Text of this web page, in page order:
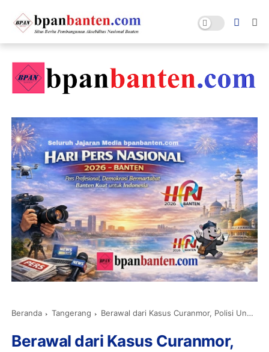
Beranda Tangerang Berawal dari Kasus Curanmor, Polisi Ungkap Aksi Bobol Rumah di Cipondoh
Berawal dari Kasus Curanmor,